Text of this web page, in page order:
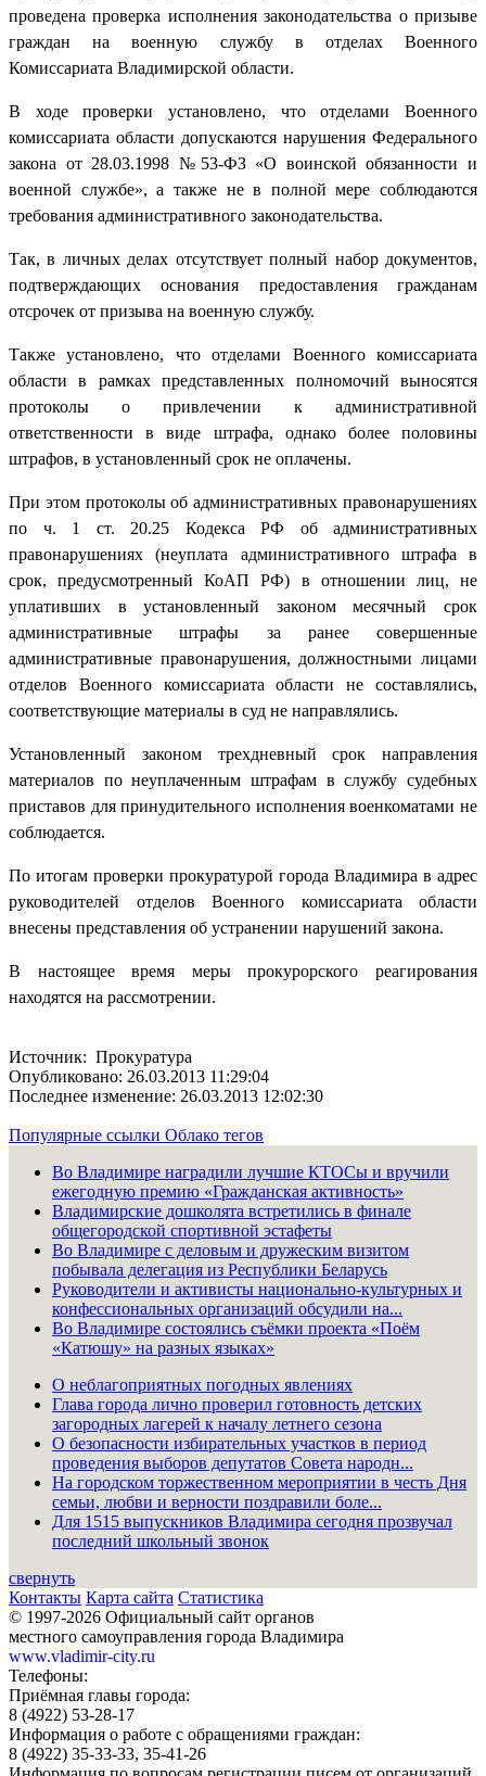
проведена проверка исполнения законодательства о призыве
граждан на военную службу в отделах Военного
Комиссариата Владимирской области.
В ходе проверки установлено, что отделами Военного
комиссариата области допускаются нарушения Федерального
закона от 28.03.1998 №53-ФЗ «О воинской обязанности и
военной службе», а также не в полной мере соблюдаются
требования административного законодательства.
Так, в личных делах отсутствует полный набор документов,
подтверждающих основания предоставления гражданам
отсрочек от призыва на военную службу.
Также установлено, что отделами Военного комиссариата
области в рамках представленных полномочий выносятся
протоколы о привлечении к административной
ответственности в виде штрафа, однако более половины
штрафов, в установленный срок не оплачены.
При этом протоколы об административных правонарушениях
по ч. 1 ст. 20.25 Кодекса РФ об административных
правонарушениях (неуплата административного штрафа в
срок, предусмотренный КоАП РФ) в отношении лиц, не
уплативших в установленный законом месячный срок
административные штрафы за ранее совершенные
административные правонарушения, должностными лицами
отделов Военного комиссариата области не составлялись,
соответствующие материалы в суд не направлялись.
Установленный законом трехдневный срок направления
материалов по неуплаченным штрафам в службу судебных
приставов для принудительного исполнения военкоматами не
соблюдается.
По итогам проверки прокуратурой города Владимира в адрес
руководителей отделов Военного комиссариата области
внесены представления об устранении нарушений закона.
В настоящее время меры прокурорского реагирования
находятся на рассмотрении.
Источник: Прокуратура
Опубликовано: 26.03.2013 11:29:04
Последнее изменение: 26.03.2013 12:02:30
Популярные ссылки Облако тегов
Во Владимире наградили лучшие КТОСы и вручили
ежегодную премию «Гражданская активность»
Владимирские дошколята встретились в финале
общегородской спортивной эстафеты
Во Владимире с деловым и дружеским визитом
побывала делегация из Республики Беларусь
Руководители и активисты национально-культурных и
конфессиональных организаций обсудили на...
Во Владимире состоялись съёмки проекта «Поём
«Катюшу» на разных языках»
О неблагоприятных погодных явлениях
Глава города лично проверил готовность детских
загородных лагерей к началу летнего сезона
О безопасности избирательных участков в период
проведения выборов депутатов Совета народн...
На городском торжественном мероприятии в честь Дня
семьи, любви и верности поздравили боле...
Для 1515 выпускников Владимира сегодня прозвучал
последний школьный звонок
свернуть
Контакты Карта сайта Статистика
© 1997-2026 Официальный сайт органов
местного самоуправления города Владимира
www.vladimir-city.ru
Телефоны:
Приёмная главы города:
8 (4922) 53-28-17
Информация о работе с обращениями граждан:
8 (4922) 35-33-33, 35-41-26